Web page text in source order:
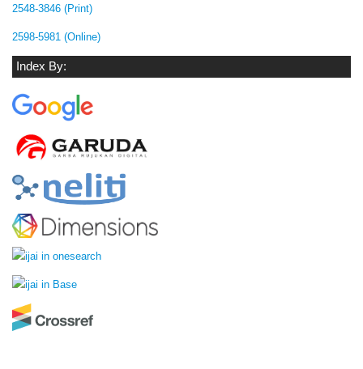
2548-3846 (Print)
2598-5981 (Online)
Index By: